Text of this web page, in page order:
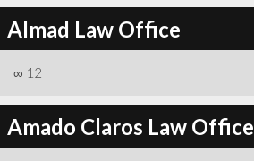
Almad Law Office
∞ 12
Amado Claros Law Office